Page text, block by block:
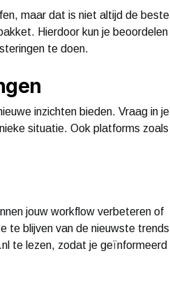
maar dat is niet altijd de beste
Hierdoor kun je beoordelen
te doen.
inzichten bieden. Vraag in je
situatie. Ook platforms zoals
jouw workflow verbeteren of
te blijven van de nieuwste trends
te lezen, zodat je geïnformeerd